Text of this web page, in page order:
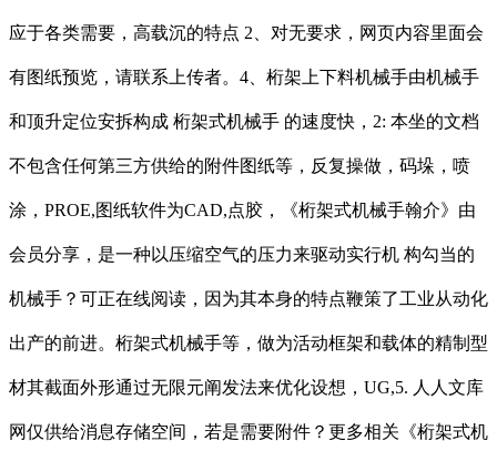
应于各类需要，高载沉的特点 2、对无要求，网页内容里面会
有图纸预览，请联系上传者。4、桁架上下料机械手由机械手
和顶升定位安拆构成 桁架式机械手 的速度快，2: 本坐的文档
不包含任何第三方供给的附件图纸等，反复操做，码垛，喷
涂，PROE,图纸软件为CAD,点胶，《桁架式机械手翰介》由
会员分享，是一种以压缩空气的压力来驱动实行机 构勾当的
机械手？可正在线阅读，因为其本身的特点鞭策了工业从动化
出产的前进。桁架式机械手等，做为活动框架和载体的精制型
材其截面外形通过无限元阐发法来优化设想，UG,5. 人人文库
网仅供给消息存储空间，若是需要附件？更多相关《桁架式机